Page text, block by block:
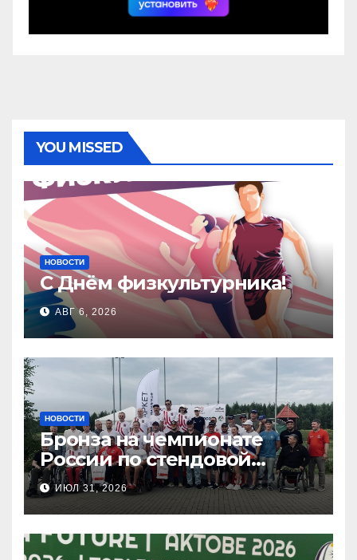
YOU MISSED
НОВОСТИ
С Днём физкультурника!
АВГ 6, 2026
НОВОСТИ
Бронза на чемпионате
России по стендовой
стрельбе
ИЮЛ 31, 2026